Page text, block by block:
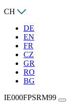
CH
DE
EN
FR
CZ
GR
RO
BG
IE000FPSRM99